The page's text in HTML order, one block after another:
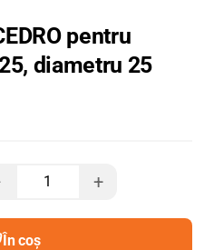
pentru
diametru 25
+
În coș